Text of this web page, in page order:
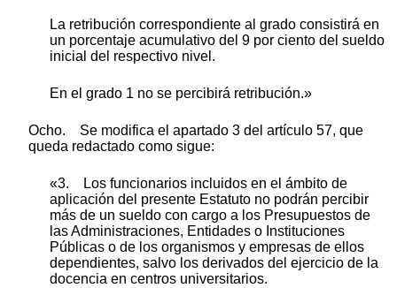
La retribución correspondiente al grado consistirá en
un porcentaje acumulativo del 9 por ciento del sueldo
inicial del respectivo nivel.
En el grado 1 no se percibirá retribución.»
Ocho. Se modifica el apartado 3 del artículo 57, que
queda redactado como sigue:
«3. Los funcionarios incluidos en el ámbito de
aplicación del presente Estatuto no podrán percibir
más de un sueldo con cargo a los Presupuestos de
las Administraciones, Entidades o Instituciones
Públicas o de los organismos y empresas de ellos
dependientes, salvo los derivados del ejercicio de la
docencia en centros universitarios.